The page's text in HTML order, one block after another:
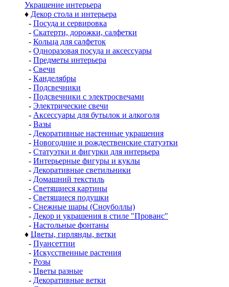
Украшение интерьера
♦ Декор стола и интерьера
- Посуда и сервировка
- Скатерти, дорожки, салфетки
- Кольца для салфеток
- Одноразовая посуда и аксессуары
- Предметы интерьера
- Свечи
- Канделябры
- Подсвечники
- Подсвечники с электросвечами
- Электрические свечи
- Аксессуары для бутылок и алкоголя
- Вазы
- Декоративные настенные украшения
- Новогодние и рождественские статуэтки
- Статуэтки и фигурки для интерьера
- Интерьерные фигуры и куклы
- Декоративные светильники
- Домашний текстиль
- Светящиеся картины
- Светящиеся подушки
- Снежные шары (Сноуболлы)
- Декор и украшения в стиле "Прованс"
- Настольные фонтаны
♦ Цветы, гирлянды, ветки
- Пуансеттии
- Искусственные растения
- Розы
- Цветы разные
- Декоративные ветки